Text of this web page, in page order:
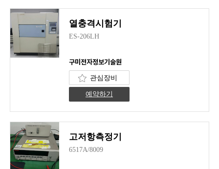
열충격시험기
ES-206LH
구미전자정보기술원
관심장비
예약하기
고저항측정기
6517A/8009